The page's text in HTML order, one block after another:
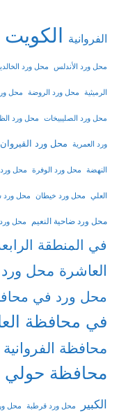
الفروانية الكويت
محل ورد الأندلس محل ورد
الرميثية محل ورد الروضة محل
محل ورد الصليبيخات محل ورد
ورد العمرية محل ورد القيروان
النهضة محل ورد الوفرة محل ورد
العلي محل ورد خيطان محل
محل ورد ضاحية النعيم محل ورد
في المنطقة
العاشرة محل
محل ورد في
في محافظة
محافظة الفروانية
محافظة حولي
الكبير
محل ورد قرطبة محل